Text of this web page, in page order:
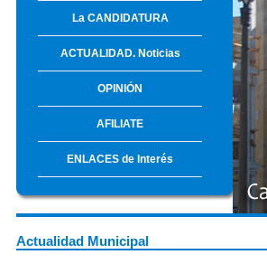
La CANDIDATURA
ACTUALIDAD. Noticias
OPINIÓN
AFILIATE
ENLACES de Interés
Actualidad Municipal